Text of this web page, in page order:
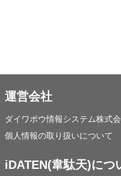
運営会社
ダイワボウ情報システム株式
個人情報の取り扱いについて
iDATEN(韋駄天)につ